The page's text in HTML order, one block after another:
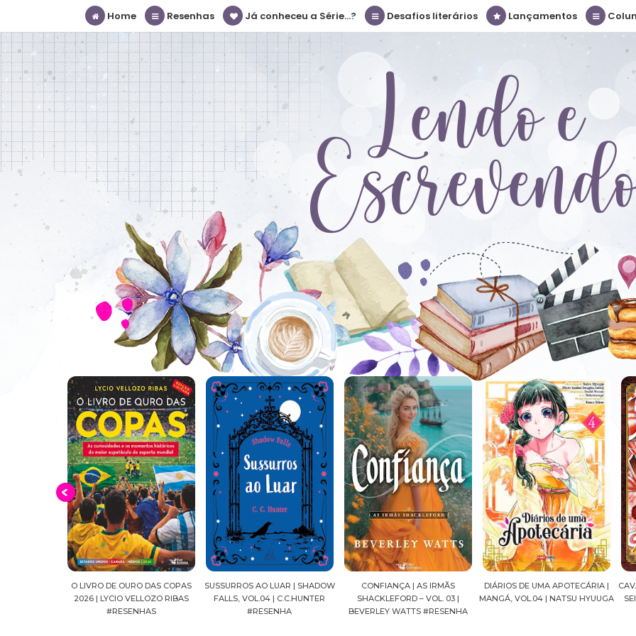
Home Resenhas Já conheceu a Série...? Desafios literários Lançamentos
SUSSURROS AO LUAR | SHADOW
FALLS, VOL.04 | C.C.HUNTER
#RESENHA
CONFIANÇA | AS IRMÃS
SHACKLEFORD – VOL. 03 |
BEVERLEY WATTS #RESENHA
DIÁRIOS DE UMA APOTECÁRIA |
MANGÁ, VOL.04 | NATSU HYUUGA
CAVALEIROS DO ZODÍACO: SAINT
SEIYA FINAL EDITION | VOL. 05 |